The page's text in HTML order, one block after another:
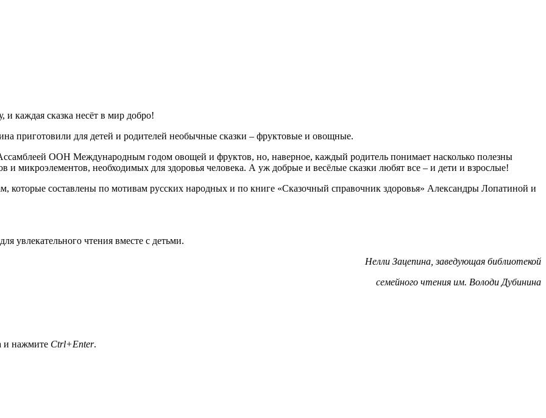
каждая сказка несёт в мир добро!
приготовили для детей и родителей необычные сказки – фруктовые и овощные.
ООН Международным годом овощей и фруктов, но, наверное, каждый родитель понимает насколько полезны
микроэлементов, необходимых для здоровья человека. А уж добрые и весёлые сказки любят все – и дети и взрослые!
которые составлены по мотивам русских народных и по книге «Сказочный справочник здоровья» Александры Лопатиной и
увлекательного чтения вместе с детьми.
Нелли Зацепина, заведующая библиотекой
семейного чтения им. Володи Дубинина
и нажмите Ctrl+Enter.